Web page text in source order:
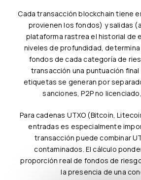
Cada transacción blockchain tiene entradas (de dónde
provienen los fondos) y salidas
plataforma rastrea el historial de
niveles de profundidad,
fondos de cada categoría de
transacción una puntuación final
etiquetas se generan por
sanciones, P2P no
Para cadenas UTXO (Bitcoin, Litecoin), el desglose de
entradas es especialmente
transacción puede combinar
contaminados. El cálculo
proporción real de fondos de
la presencia de una